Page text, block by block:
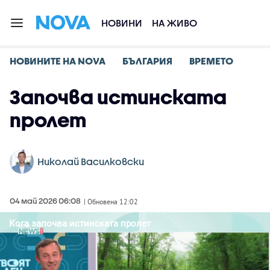
НОВИНИ НА ЖИВО
НОВИНИТЕ НА NOVA БЪЛГАРИЯ ВРЕМЕТО
Започва истинската
пролет
Николай Василковски
04 май 2026 06:08 | Обновена 12:02